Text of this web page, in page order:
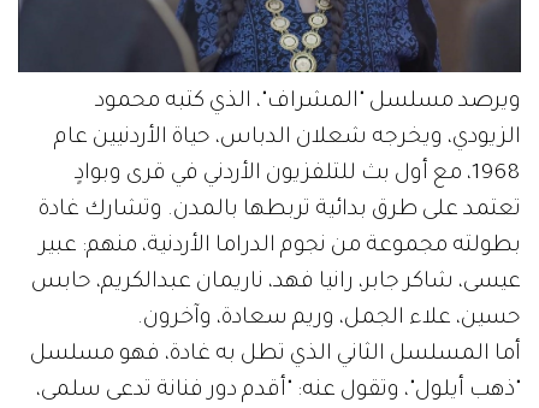
ويرصد مسلسل "المشراف"، الذي كتبه محمود
الزيودي، ويخرجه شعلان الدباس، حياة الأردنيين عام
1968، مع أول بث للتلفزيون الأردني في قرى وبوادٍ
تعتمد على طرق بدائية تربطها بالمدن. وتشارك غادة
بطولته مجموعة من نجوم الدراما الأردنية، منهم: عبير
عيسى، شاكر جابر، رانيا فهد، ناريمان عبدالكريم، حابس
حسين، علاء الجمل، وريم سعادة، وآخرون.
أما المسلسل الثاني الذي تطل به غادة، فهو مسلسل
"ذهب أيلول"، وتقول عنه: "أقدم دور فنانة تدعى سلمى،